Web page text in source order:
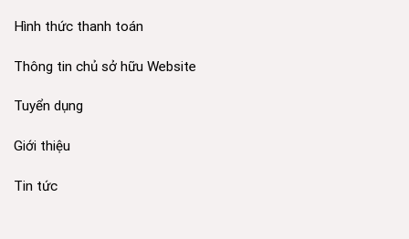
Hình thức thanh toán
Thông tin chủ sở hữu Website
Tuyển dụng
Giới thiệu
Tin tức